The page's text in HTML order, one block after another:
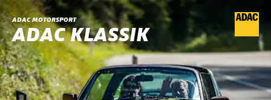
ADAC MOTORSPORT
ADAC KLASSIK